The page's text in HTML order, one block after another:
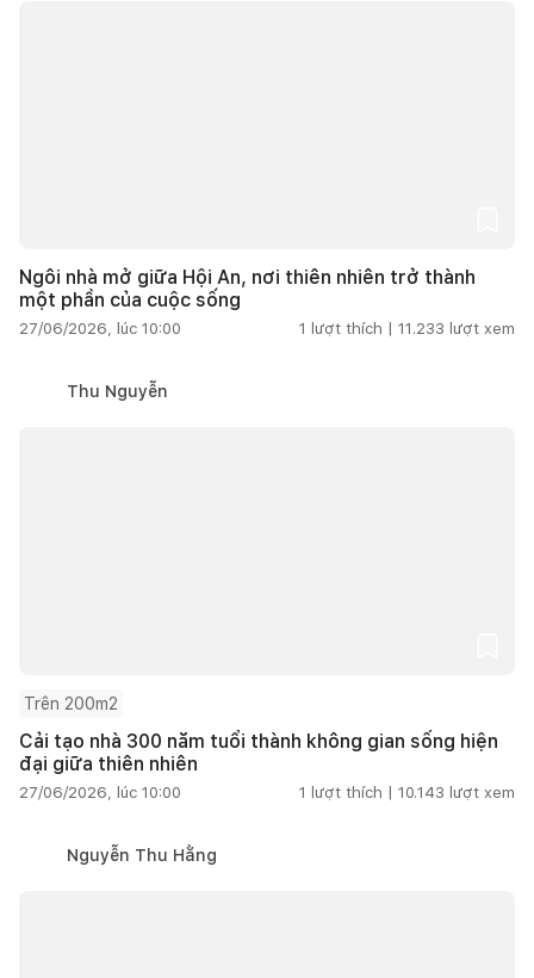
Ngôi nhà mở giữa Hội An, nơi thiên nhiên trở thành
một phần của cuộc sống
27/06/2026, lúc 10:00 1 lượt thích | 11.233 lượt xem
Thu Nguyễn
Trên 200m2
Cải tạo nhà 300 năm tuổi thành không gian sống hiện
đại giữa thiên nhiên
27/06/2026, lúc 10:00 1 lượt thích | 10.143 lượt xem
Nguyễn Thu Hằng